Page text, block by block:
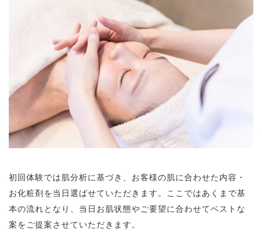
初回体験では肌分析に基づき、お客様の肌に合わせた内容・
お化粧剤を当日選ばせていただきます。ここではあくまで基
本の流れとなり、当日お肌状態やご要望に合わせてベストな
案をご提案させていただきます。